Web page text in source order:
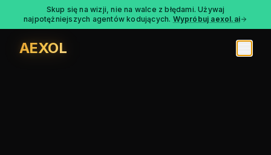
Skup się na wizji, nie na walce z błędami. Używaj
najpotężniejszych agentów kodujących. Wypróbuj aexol.ai
AEXOL